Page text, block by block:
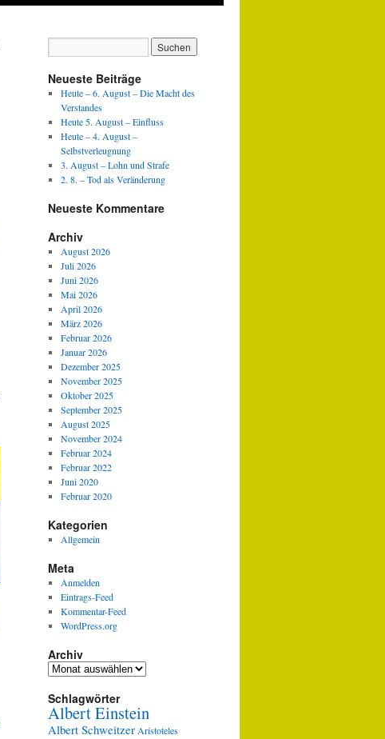
Neueste Beiträge
Heute – 6. August – Die Macht des
Verstandes
Heute 5. August – Einfluss
Heute – 4. August –
Selbstverleugnung
3. August – Lohn und Strafe
2. 8. – Tod als Veränderung
Neueste Kommentare
Archiv
August 2026
Juli 2026
Juni 2026
Mai 2026
April 2026
März 2026
Februar 2026
Januar 2026
Dezember 2025
November 2025
Oktober 2025
September 2025
August 2025
November 2024
Februar 2024
Februar 2022
Juni 2020
Februar 2020
Kategorien
Allgemein
Meta
Anmelden
Eintrags-Feed
Kommentar-Feed
WordPress.org
Archiv
Archiv
Schlagwörter
Albert Einstein
Albert Schweitzer Aristoteles